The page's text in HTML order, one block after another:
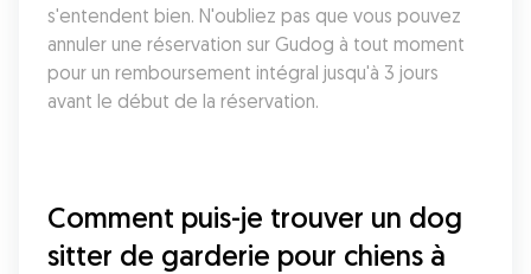
s'entendent bien. N'oubliez pas que vous pouvez
annuler une réservation sur Gudog à tout moment
pour un remboursement intégral jusqu'à 3 jours
avant le début de la réservation.
Comment puis-je trouver un dog
sitter de garderie pour chiens à